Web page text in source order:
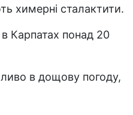
химерні сталактити.
Карпатах понад 20
в дощову погоду,